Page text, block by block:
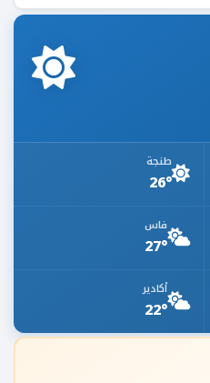
طنجة
26°
فاس
27°
أكادير
22°